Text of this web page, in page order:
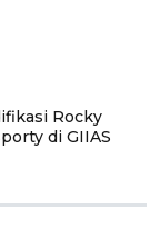
Rocky
di GIIAS